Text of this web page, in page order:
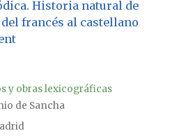
Historia natural de
francés al castellano
y obras lexicográficas
de Sancha